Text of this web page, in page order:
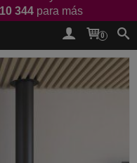
344 para más
0